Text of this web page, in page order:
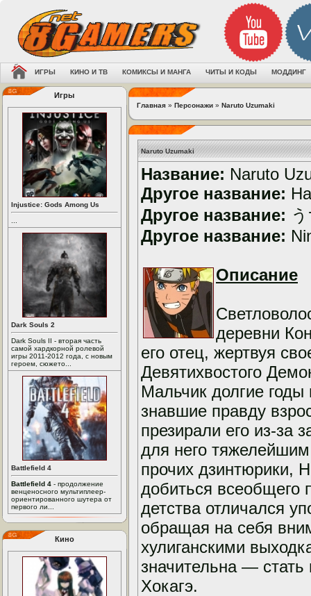
ИГРЫ КИНО И ТВ КОМИКСЫ И МАНГА ЧИТЫ И КОДЫ МОДДИНГ
Игры
Injustice: Gods Among Us
Dark Souls 2
Dark Souls II - вторая часть
самой хардкорной ролевой
игры 2011-2012 года, с новым
героем, сюжето...
Battlefield 4
Battlefield 4 - продолжение
венценосного мультиплеер-
ориентированного шутера от
первого ли...
Кино
Главная » Персонажи » Naruto Uzumaki
Naruto Uzumaki
Название: Naruto
Другое название:
Другое название:
Другое название:
Описание
деревни
его отец, жертвуя
Девятихвостого
Мальчик долгие годы
знавшие правду
презирали его из-за
для него
прочих дзинтюрики,
добиться всеобщего
детства отличался
обращая на себя
хулиганскими
значительна —
Хокагэ.